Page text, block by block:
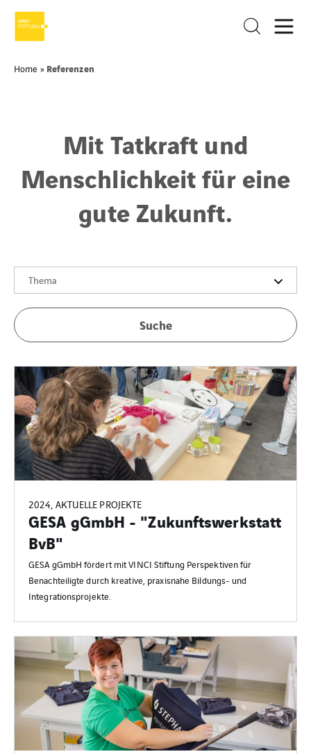
Home » Referenzen
Mit Tatkraft und
Menschlichkeit für eine
gute Zukunft.
Thema
Suche
2024, AKTUELLE PROJEKTE
GESA gGmbH - "Zukunftswerkstatt
BvB"
GESA gGmbH fördert mit VINCI Stiftung Perspektiven für
Benachteiligte durch kreative, praxisnahe Bildungs- und
Integrationsprojekte.